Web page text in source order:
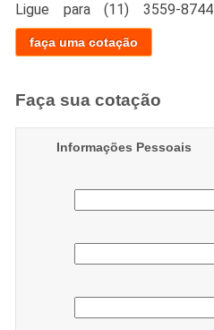
Ligue para(11) 3559-8744
faça uma cotação
Faça sua cotação
Informações Pessoais